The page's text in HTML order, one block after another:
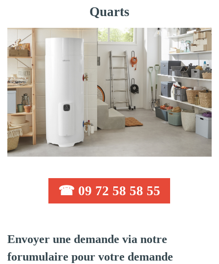
Quarts
☎ 09 72 58 58 55
Envoyer une demande via notre
forumulaire pour votre demande